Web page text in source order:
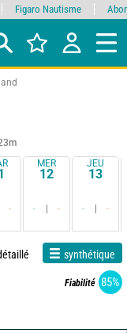
-
MER
12
- -
JEU
13
- -
synthétique
Fiabilité 85%
Figaro Nautisme